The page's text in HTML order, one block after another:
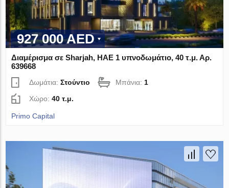
927 000 AED
Διαμέρισμα σε Sharjah, ΗΑΕ 1 υπνοδωμάτιο, 40 τ.μ. Αρ.
639668
Δωμάτια:Στούντιο Μπάνια: 1
Χώρο:40 τ.μ.
Primo Capital